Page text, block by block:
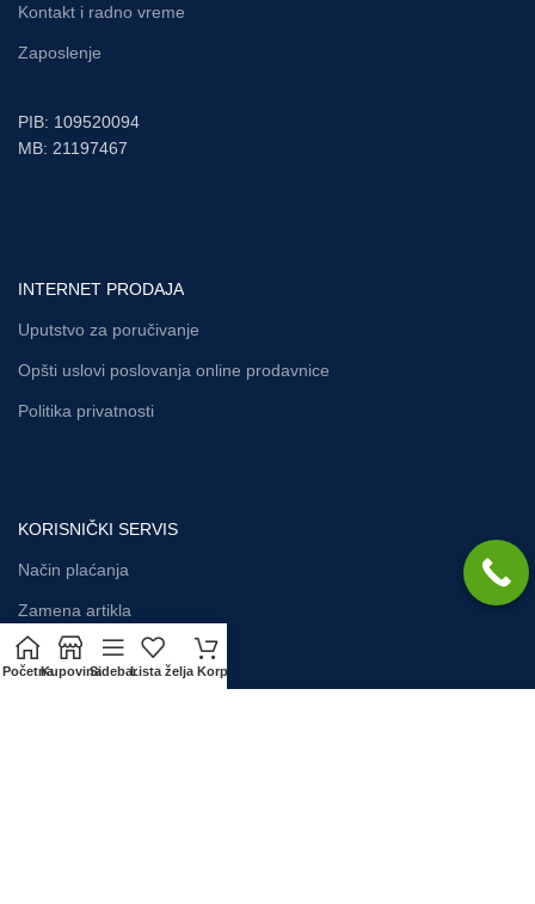
Kontakt i radno vreme
Zaposlenje
PIB: 109520094
MB: 21197467
INTERNET PRODAJA
Uputstvo za poručivanje
Opšti uslovi poslovanja online prodavnice
Politika privatnosti
KORISNIČKI SERVIS
Način plaćanja
Zamena artikla
Isporuka
PočetnaKupovinaSidebarLista želja Korpa